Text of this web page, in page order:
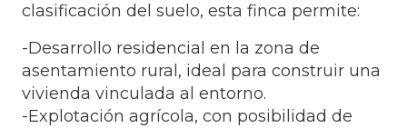
clasificación del suelo, esta finca permite:
-Desarrollo residencial en la zona de
asentamiento rural, ideal para construir una
vivienda vinculada al entorno.
-Explotación agrícola, con posibilidad de